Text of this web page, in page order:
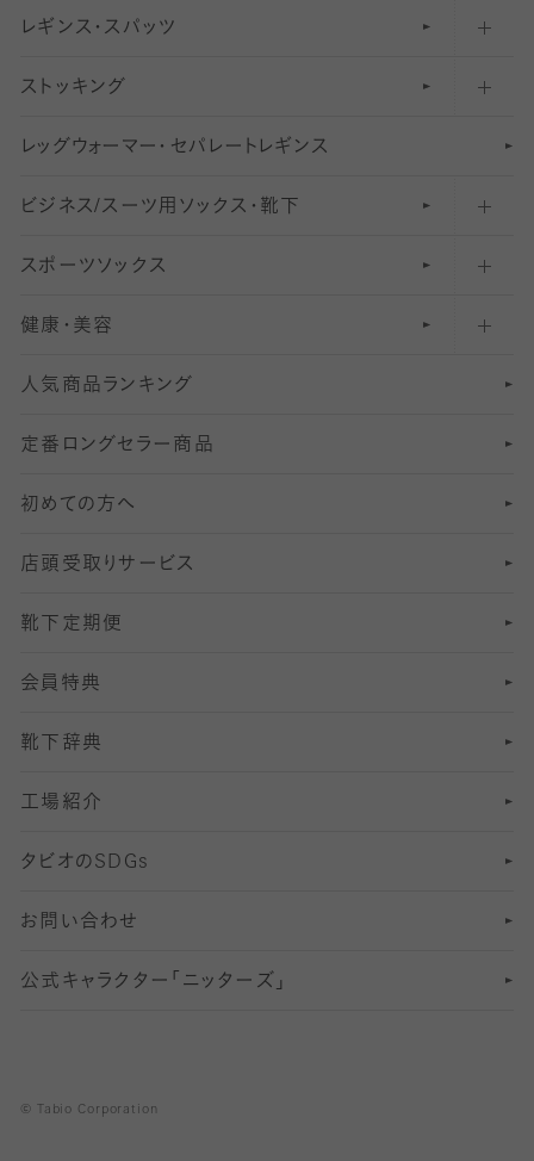
柄ソックス・靴下
スニーカー（くるぶし）用ソックス
アンクル・ショートソックス（くるぶし上）
クルーソックス（ふくらはぎ下）
ハイソックス
オーバーニー・ニーハイソックス
フットカバー・カバーソックス（浅め）
30デニール以下のタイツ（薄手タイツ）
31〜40デニールタイツ
41〜60デニールタイツ
61〜80デニールタイツ
81 〜110デニールタイツ
111〜210デニールタイツ
211デニールタイツ以上（防寒・厚手タイツ）
レギンス・スパッツ
柄レギンス
無地レギンス
レギンスパンツ（レギパン）
マタニティレギンス
5 分丈
6 分丈レギンス
7 分丈 レギンス
8分丈 レギンス
10分丈 レギンス
12分丈レギンス
13分丈レギンス
ストッキング
伝線しにくいストッキング
ショートストッキング
結婚式用ストッキング
美脚ストッキング
オールスルーストッキング
レッ グ ウォー マー ・ セパレー ト レ ギンス
ビジネス/スーツ用 ソックス・靴下
匠シリーズ
フレッシャーズ向けソックス・靴下
冠婚葬祭向けソックス・靴下
スーツカジュアルソックス・靴下
ロングホーズ
スポーツソックス
ランニングソックス・靴下
ゴルフソックス・靴下
サッカー・フットサル用ソックス
ヨガソックス・靴下
スポーツ用レッグウォーマー
SSサイズ（21～23cm）
Sサイズ（22～25cm）
Mサイズ（25～27cm）
Lサイズ（27～29cm）
健康・美容
インナーソックス
加圧・着圧ソックス
冷えとり靴下
着圧・加圧タイツ
むくみ対策
足の疲れ対策
足の臭い対策
冷え対策
靴ずれ対策
快適な睡眠対策
人気商品ランキング
定番ロングセラー商品
初めての方へ
店頭受取りサービス
靴下定期便
会員特典
靴下辞典
工場紹介
タビオのSDGs
お問い合わせ
公式キャラクター「ニッターズ」
© Tabio Corporation